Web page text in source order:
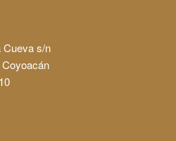
Cueva s/n